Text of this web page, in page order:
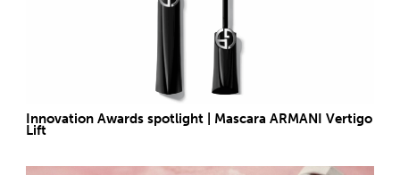
Innovation Awards spotlight | Mascara ARMANI Vertigo
Lift